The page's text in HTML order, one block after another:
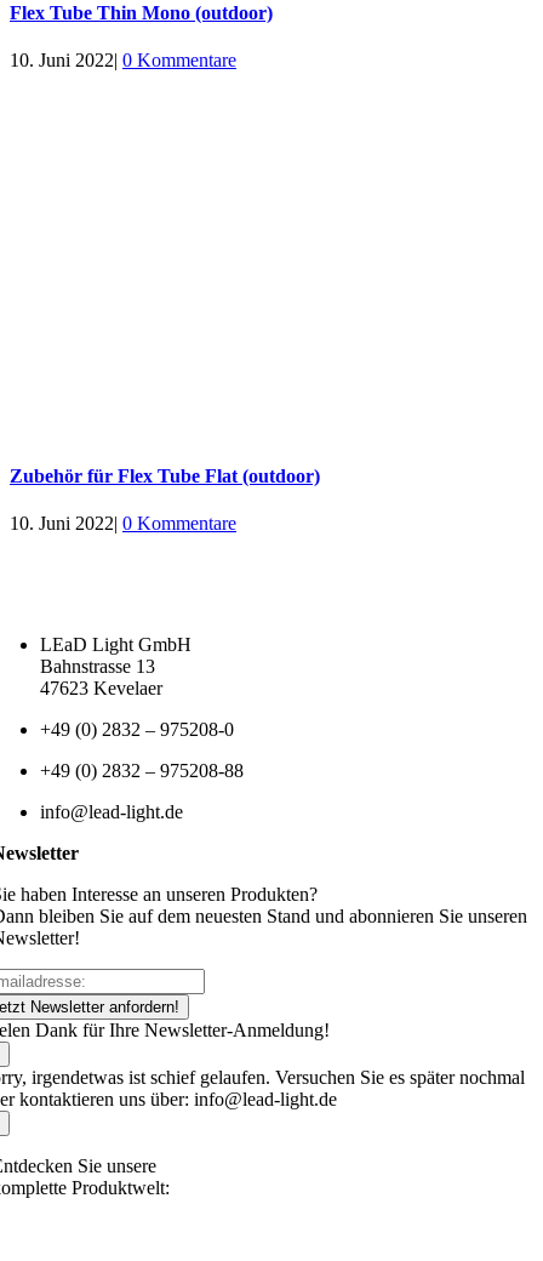
Flex Tube Thin Mono (outdoor)
10. Juni 2022| 0 Kommentare
Zubehör für Flex Tube Flat (outdoor)
10. Juni 2022| 0 Kommentare
LEaD Light GmbH
Bahnstrasse 13
47623 Kevelaer
+49 (0) 2832 – 975208-0
+49 (0) 2832 – 975208-88
info@lead-light.de
haben Interesse an unseren Produkten?
bleiben Sie auf dem neuesten Stand und abonnieren Sie unseren
Newsletter anfordern!
Dank für Ihre Newsletter-Anmeldung!
irgendetwas ist schief gelaufen. Versuchen Sie es später nochmal
kontaktieren uns über: info@lead-light.de
Sie unsere
Produktwelt: